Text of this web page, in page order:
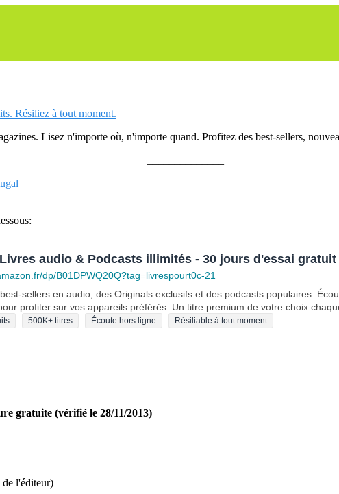
Résiliez à tout moment.
Lisez n'importe où, n'importe quand. Profitez des best-sellers,
audio & Podcasts illimités - 30 jours d'essai gratuit
dp/B01DPWQ20Q?tag=livrespourt0c-21
sellers en audio, des Originals exclusifs et des podcasts populaires.
profiter sur vos appareils préférés. Un titre premium de votre choix
500K+ titres Écoute hors ligne Résiliable à tout moment
gratuite (vérifié le 28/11/2013)
l'éditeur)